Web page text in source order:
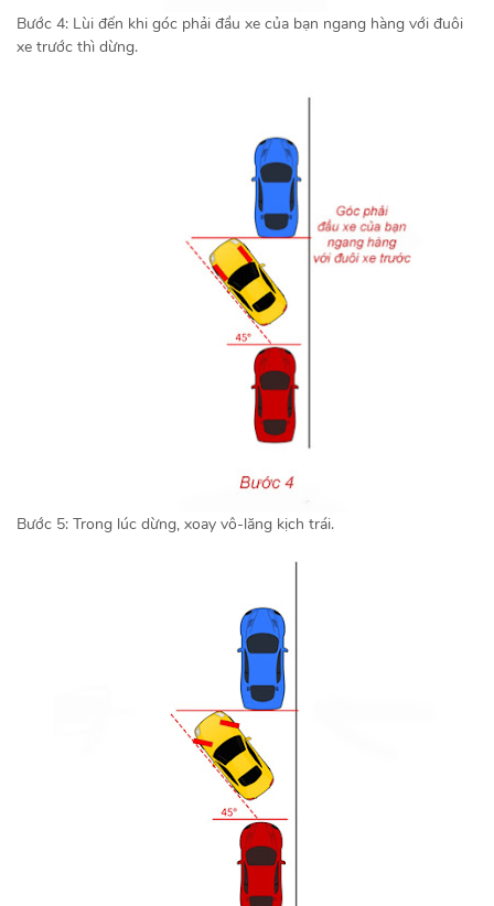
Bước 4: Lùi đến khi góc phải đầu xe của bạn ngang hàng với đuôi
xe trước thì dừng.
Bước 5: Trong lúc dừng, xoay vô-lăng kịch trái.